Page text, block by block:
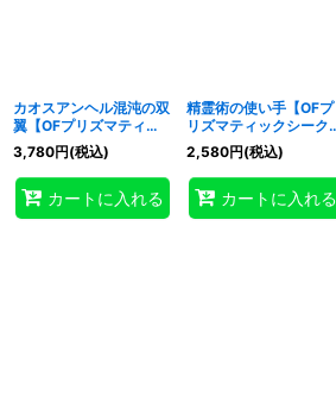
カオスアンヘル混沌の双
翼【OFプリズマティッ
クシークレット】
{LOSP-JP017}《シンク
ロ》
3,780円(税込)
カートに入れる
精霊術の使い手【OFプ
リズマティックシーク
ット】{LOSP-JP019}
《魔法》
2,580円(税込)
カートに入れる